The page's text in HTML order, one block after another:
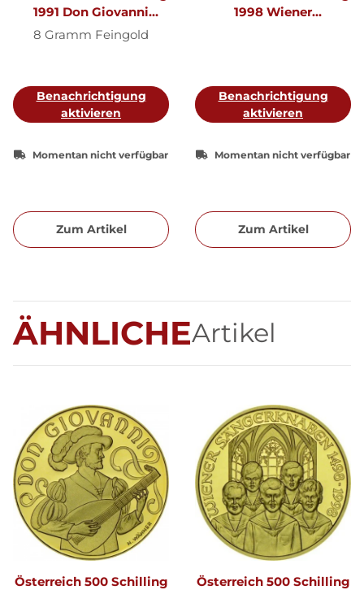
1991 Don Giovanni
Mozart Gold
8 Gramm Feingold
Benachrichtigung
aktivieren
Momentan nicht verfügbar
Zum Artikel
1998 Wiener
Benachrichtigung
aktivieren
Momentan nicht verfügbar
Zum Artikel
ÄHNLICHEArtikel
Österreich 500 Schilling
Österreich 500 Schilling